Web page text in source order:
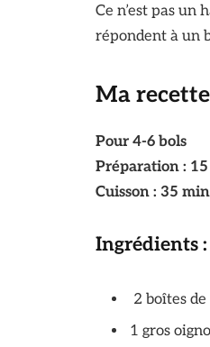
Ce n’est pas un
répondent à un
Ma
Pour 4-6 bols
Préparation :
Cuisson : 35 min
Ingrédients :
2 boîtes de
1 gros